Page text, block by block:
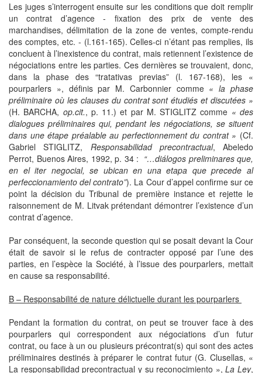
Les juges s’interrogent ensuite sur les conditions que doit remplir
un contrat d’agence - fixation des prix de vente des
marchandises, délimitation de la zone de ventes, compte-rendu
des comptes, etc. - (l.161-165). Celles-ci n’étant pas remplies, ils
concluent à l’inexistence du contrat, mais retiennent l’existence de
négociations entre les parties. Ces dernières se trouvaient, donc,
dans la phase des “tratativas previas” (l. 167-168), les «
pourparlers », définis par M. Carbonnier comme « la phase
préliminaire où les clauses du contrat sont étudiés et discutées »
(H. BARCHA, op.cit., p. 11.) et par M. STIGLITZ comme « des
dialogues préliminaires qui, pendant les négociations, se situent
dans une étape préalable au perfectionnement du contrat » (Cf.
Gabriel STIGLITZ, Responsabilidad precontractual, Abeledo
Perrot, Buenos Aires, 1992, p. 34 : “…diálogos preliminares que,
en el iter negocial, se ubican en una etapa que precede al
perfeccionamiento del contrato”). La Cour d’appel confirme sur ce
point la décision du Tribunal de première instance et rejette le
raisonnement de M. Litvak prétendant démontrer l’existence d’un
contrat d’agence.
Par conséquent, la seconde question qui se posait devant la Cour
était de savoir si le refus de contracter opposé par l’une des
parties, en l’espèce la Société, à l’issue des pourparlers, mettait
en cause sa responsabilité.
B – Responsabilité de nature délictuelle durant les pourparlers
Pendant la formation du contrat, on peut se trouver face à des
pourparlers qui correspondent aux négociations d’un futur
contrat, ou face à un ou plusieurs précontrat(s) qui sont des actes
préliminaires destinés à préparer le contrat futur (G. Clusellas, «
La responsabilidad precontractual y su reconocimiento »,La Ley,